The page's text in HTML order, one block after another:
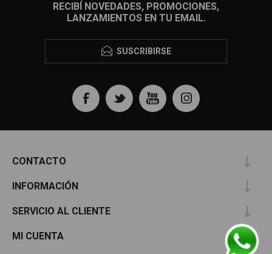
RECIBÍ NOVEDADES, PROMOCIONES,
LANZAMIENTOS EN TU EMAIL.
SUSCRIBIRSE
CONTACTO
INFORMACIÓN
SERVICIO AL CLIENTE
MI CUENTA